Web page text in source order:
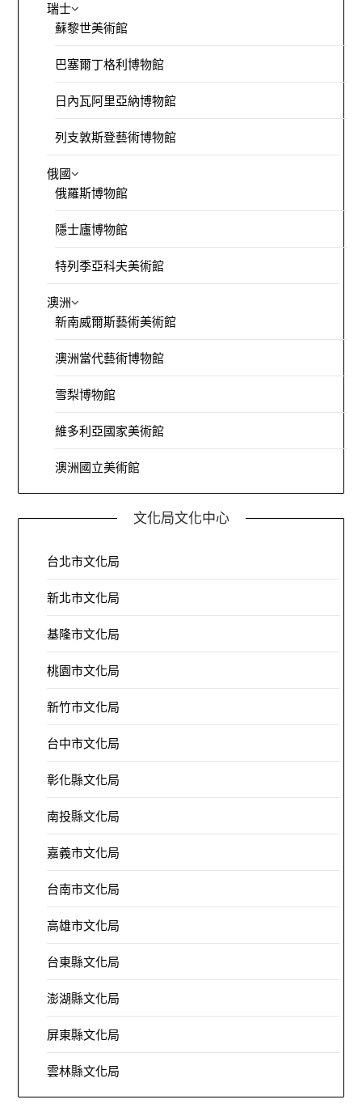
瑞士
蘇黎世美術館
巴塞爾丁格利博物館
日內瓦阿里亞納博物館
列支敦斯登藝術博物館
俄國
俄羅斯博物館
隱士廬博物館
特列季亞科夫美術館
澳洲
新南威爾斯藝術美術館
澳洲當代藝術博物館
雪梨博物館
維多利亞國家美術館
澳洲國立美術館
文化局文化中心
台北市文化局
新北市文化局
基隆市文化局
桃園市文化局
新竹市文化局
台中市文化局
彰化縣文化局
南投縣文化局
嘉義市文化局
台南市文化局
高雄市文化局
台東縣文化局
澎湖縣文化局
屏東縣文化局
雲林縣文化局